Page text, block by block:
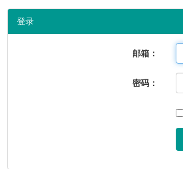
登录
邮箱：
密码：